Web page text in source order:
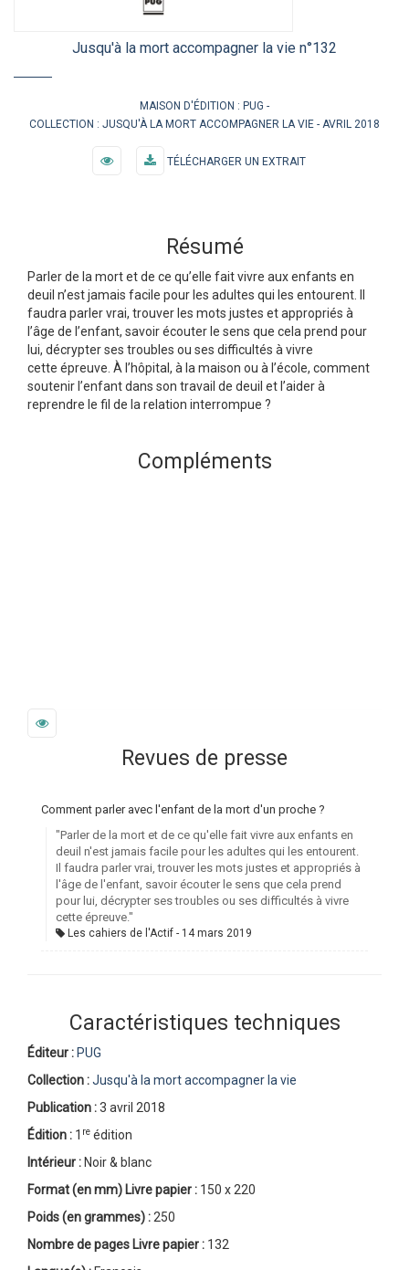
Jusqu'à la mort accompagner la vie n°132
MAISON D'ÉDITION : PUG
COLLECTION : JUSQU'À LA MORT ACCOMPAGNER LA VIE AVRIL 2018
TÉLÉCHARGER UN EXTRAIT
Résumé
Parler de la mort et de ce qu’elle fait vivre aux enfants en
deuil n’est jamais facile pour les adultes qui les entourent. Il
faudra parler vrai, trouver les mots justes et appropriés à
l’âge de l’enfant, savoir écouter le sens que cela prend pour
lui, décrypter ses troubles ou ses difficultés à vivre
cette épreuve. À l’hôpital, à la maison ou à l’école, comment
soutenir l’enfant dans son travail de deuil et l’aider à
reprendre le fil de la relation interrompue ?
Compléments
Revues de presse
Comment parler avec l'enfant de la mort d'un proche ?
"Parler de la mort et de ce qu'elle fait vivre aux enfants en
deuil n'est jamais facile pour les adultes qui les entourent.
Il faudra parler vrai, trouver les mots justes et appropriés à
l'âge de l'enfant, savoir écouter le sens que cela prend
pour lui, décrypter ses troubles ou ses difficultés à vivre
cette épreuve."
Les cahiers de l'Actif 14 mars 2019
Caractéristiques techniques
Éditeur : PUG
Collection :Jusqu'à la mort accompagner la vie
Publication :3 avril 2018
Édition : 1 re édition
Intérieur : Noir & blanc
Format (en mm) Livre papier : 150 x 220
Poids (en grammes) : 250
Nombre de pages Livre papier : 132